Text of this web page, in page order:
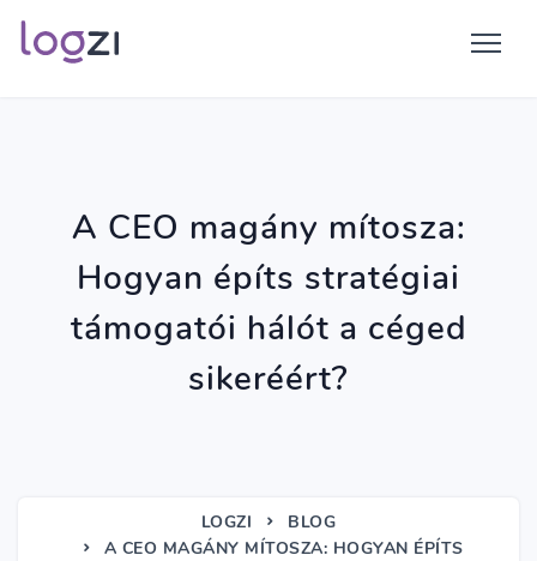
A CEO magány mítosza:
Hogyan építs stratégiai
támogatói hálót a céged
sikeréért?
LOGZI
BLOG
A CEO MAGÁNY MÍTOSZA: HOGYAN ÉPÍTS